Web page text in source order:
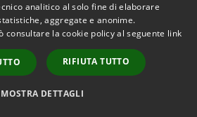
analitico al solo fine di elaborare
aggregate e anonime.
consultare la cookie policy al seguente link
RIFIUTA TUTTO
MOSTRA DETTAGLI